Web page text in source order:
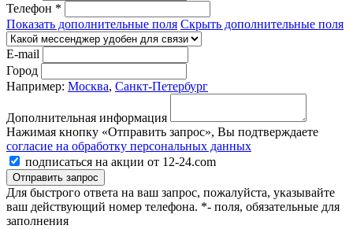
Телефон *
Показать дополнительные поля Скрыть дополнительные поля
E-mail
Город
Например: Москва, Санкт-Петербург
Дополнительная информация
Нажимая кнопку «Отправить запрос», Вы подтверждаете
согласие на обработку персональных данных
подписаться на акции от 12-24.com
Отправить запрос
Для быстрого ответа на ваш запрос, пожалуйста, указывайте
ваш действующий номер телефона. *- поля, обязательные для
заполнения